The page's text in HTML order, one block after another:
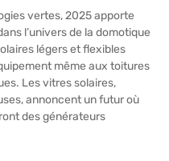
vertes, 2025 apporte
l’univers de la domotique
légers et flexibles
même aux toitures
Les vitres solaires,
annoncent un futur où
des générateurs